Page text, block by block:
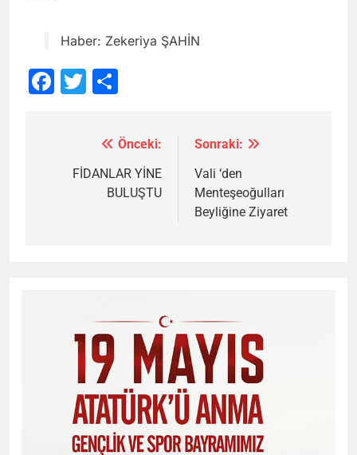
Haber: Zekeriya ŞAHİN
Facebook
Twitter
gezinmesi
Önceki:
FİDANLAR YİNE
BULUŞTU
Sonraki:
Vali ‘den
Menteşeoğulları
Beyliğine Ziyaret